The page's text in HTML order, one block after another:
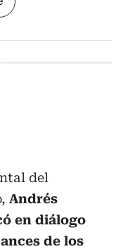
del
Andrés
en diálogo
de los